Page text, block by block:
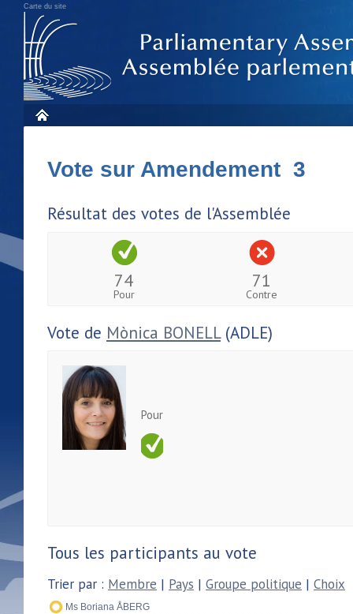
Carte du site
Vote sur Amendement 3
Résultat des votes de l'Assemblée
74
Pour
71
Contre
Vote de Mònica BONELL(ADLE)
Pour
Tous les participants au vote
Trier par : Membre | Pays | Groupe politique | Choix
Ms Boriana ÅBERG